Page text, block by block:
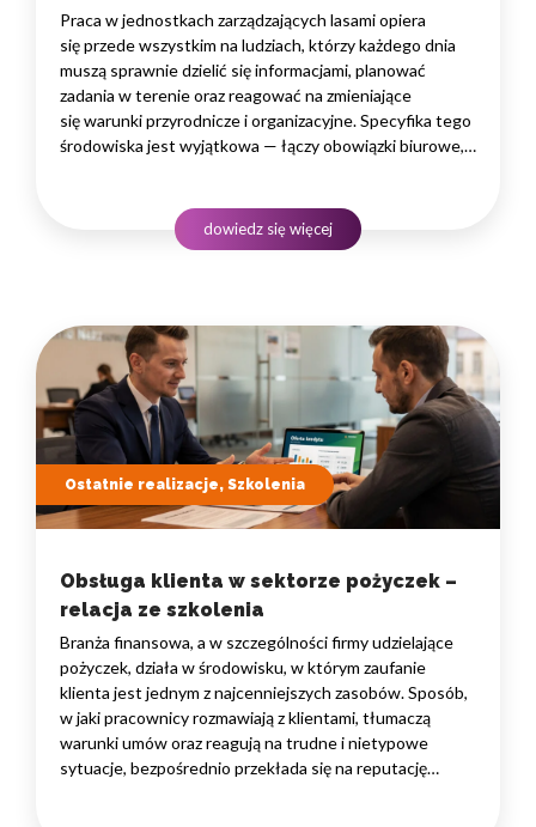
Praca w jednostkach zarządzających lasami opiera
się przede wszystkim na ludziach, którzy każdego dnia
muszą sprawnie dzielić się informacjami, planować
zadania w terenie oraz reagować na zmieniające
się warunki przyrodnicze i organizacyjne. Specyfika tego
środowiska jest wyjątkowa — łączy obowiązki biurowe,
podejmowania decyzji. W takim środowisku
to nie pojedyncze kompetencje, lecz dobrze…
dowiedz się więcej
Ostatnie realizacje, Szkolenia
Obsługa klienta w sektorze pożyczek –
relacja ze szkolenia
Branża finansowa, a w szczególności firmy udzielające
pożyczek, działa w środowisku, w którym zaufanie
klienta jest jednym z najcenniejszych zasobów. Sposób,
w jaki pracownicy rozmawiają z klientami, tłumaczą
warunki umów oraz reagują na trudne i nietypowe
sytuacje, bezpośrednio przekłada się na reputację